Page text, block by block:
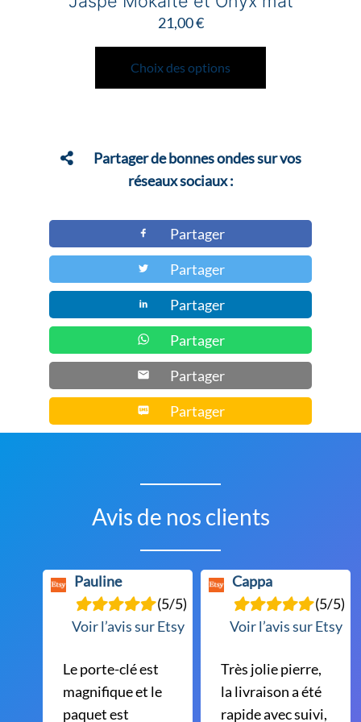
21,00€
Choix des options
Ce
a
Les
être
choisies
la
page
produit
Partager de bonnes ondes sur vos
réseaux sociaux :
Partager
Partager
Partager
Partager
Partager
Partager
Avis de nos clients
Pauline
(5/5)
Voir l’avis sur Etsy
Le porte-clé est
magnifique et le
paquet est
Cappa
(5/5)
Voir l’avis sur Etsy
Très jolie pierre,
la livraison a été
rapide avec suivi,